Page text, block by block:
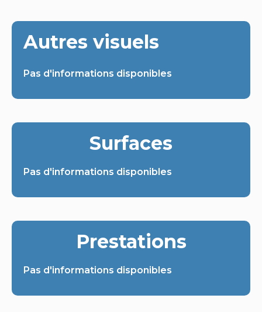
Autres visuels
Pas d'informations disponibles
Surfaces
Pas d'informations disponibles
Prestations
Pas d'informations disponibles